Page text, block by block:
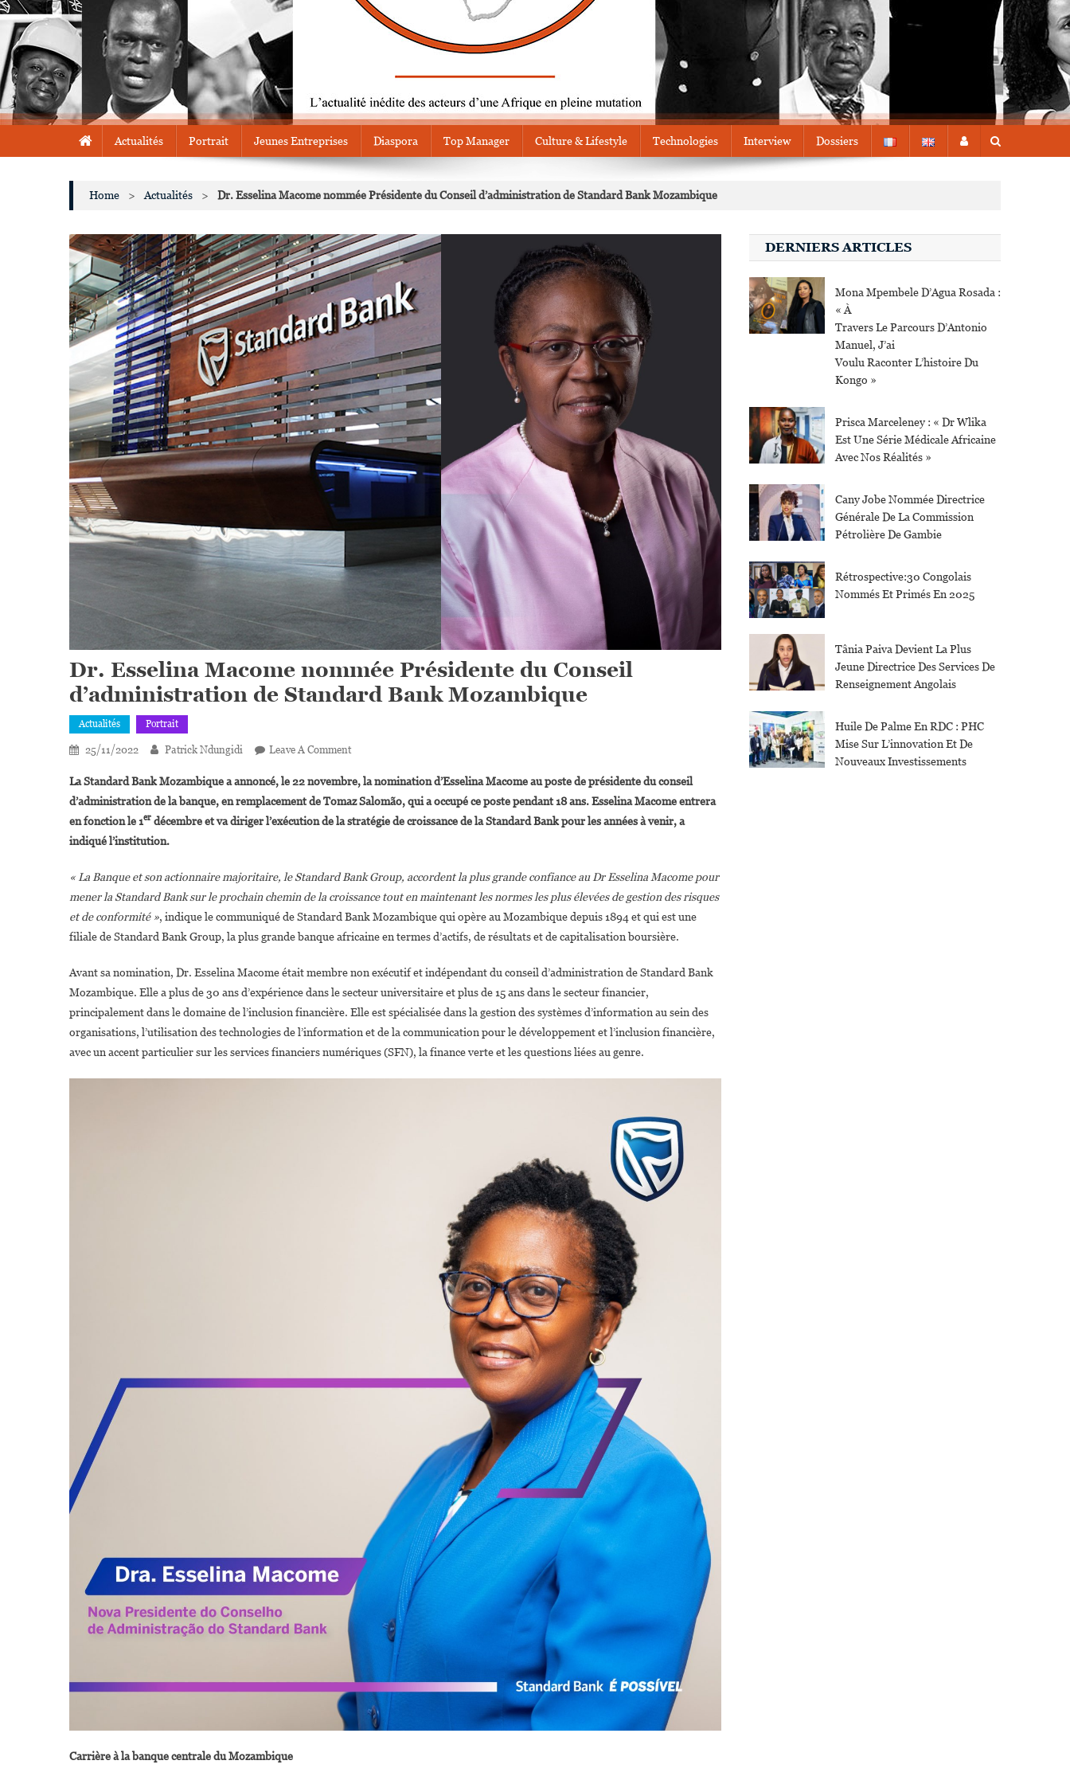
Actualités Portrait Jeunes Entreprises Diaspora Top Manager Culture & Lifestyle Technologies Interview Dossiers
Home > Actualités > Dr. Esselina Macome nommée Présidente du Conseil d’administration de Standard Bank Mozambique
Dr. Esselina Macome nommée Présidente du Conseil
d’administration de Standard Bank Mozambique
Actualités Portrait
25/11/2022 Patrick Ndungidi Leave A CommentOn
Esselina
Macome
Nommée
Conseil
D’administration
De
Standard
Mozambique
La Standard Bank Mozambique a annoncé, le 22 novembre, la nomination d’Esselina Macome au poste de présidente du conseil
d’administration de la banque, en remplacement de Tomaz Salomão, qui a occupé ce poste pendant 18 ans. Esselina Macome entrera
en fonction le 1er décembre et va diriger l’exécution de la stratégie de croissance de la Standard Bank pour les années à venir, a
indiqué l’institution.
« La Banque et son actionnaire majoritaire, le Standard Bank Group, accordent la plus grande confiance au Dr Esselina Macome pour
mener la Standard Bank sur le prochain chemin de la croissance tout en maintenant les normes les plus élevées de gestion des risques
et de conformité », indique le communiqué de Standard Bank Mozambique qui opère au Mozambique depuis 1894 et qui est une
filiale de Standard Bank Group, la plus grande banque africaine en termes d’actifs, de résultats et de capitalisation boursière.
Avant sa nomination, Dr. Esselina Macome était membre non exécutif et indépendant du conseil d’administration de Standard Bank
Mozambique. Elle a plus de 30 ans d’expérience dans le secteur universitaire et plus de 15 ans dans le secteur financier,
principalement dans le domaine de l’inclusion financière. Elle est spécialisée dans la gestion des systèmes d’information au sein des
organisations, l’utilisation des technologies de l’information et de la communication pour le développement et l’inclusion financière,
avec un accent particulier sur les services financiers numériques (SFN), la finance verte et les questions liées au genre.
Carrière à la banque centrale du Mozambique
DERNIERS ARTICLES
Mona Mpembele D’Agua Rosada :
« À
Travers Le Parcours D’Antonio
Manuel, J’ai
Voulu Raconter L’histoire Du
Kongo »
Prisca Marceleney : « Dr Wlika
Est Une Série Médicale Africaine
Avec Nos Réalités »
Cany Jobe Nommée Directrice
Générale De La Commission
Pétrolière De Gambie
Rétrospective:30 Congolais
Nommés Et Primés En 2025
Tânia Paiva Devient La Plus
Jeune Directrice Des Services De
Renseignement Angolais
Huile De Palme En RDC : PHC
Mise Sur L’innovation Et De
Nouveaux Investissements